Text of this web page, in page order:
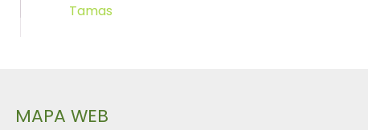
Tamas
MAPA WEB